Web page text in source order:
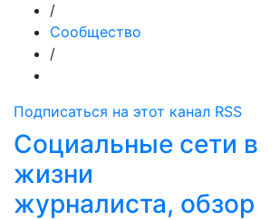
/
Сообщество
/
Подписаться на этот канал RSS
Социальные сети в
жизни
журналиста, обзор